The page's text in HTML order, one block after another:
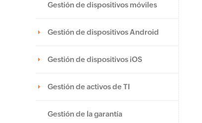
Gestión de dispositivos móviles
Gestión de dispositivos Android
Gestión de dispositivos iOS
Gestión de activos de TI
Gestión de la garantía